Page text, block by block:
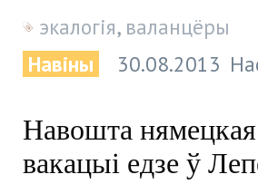
экалогія, валанцёры
Навіны
30.08.2013
Навошта нямецкая
вакацыі едзе ў